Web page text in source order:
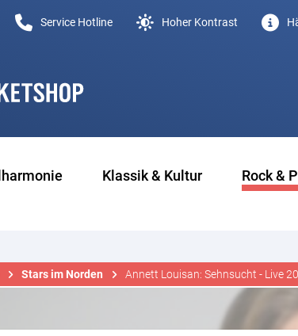
Service Hotline Hoher Kontrast
Klassik & Kultur Rock &
Stars im Norden Annett Louisan: Sehnsucht - Live